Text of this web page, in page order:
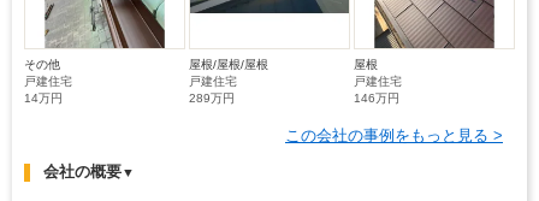
その他
戸建住宅
14万円
屋根/屋根/屋根
戸建住宅
289万円
屋根
戸建住宅
146万円
この会社の事例をもっと見る >
会社の概要▼